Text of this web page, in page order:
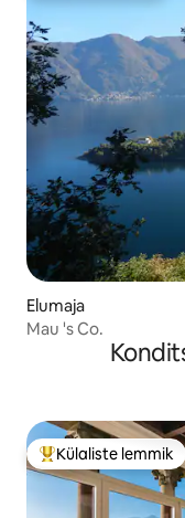
Elumaja
Mau 's Co.
Külaliste suur
Külaliste lemmik